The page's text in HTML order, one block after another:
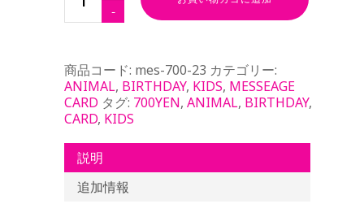
商品コード: mes-700-23 カテゴリー:
ANIMAL, BIRTHDAY, KIDS, MESSEAGE
CARD タグ: 700YEN, ANIMAL, BIRTHDAY,
CARD, KIDS
説明
追加情報